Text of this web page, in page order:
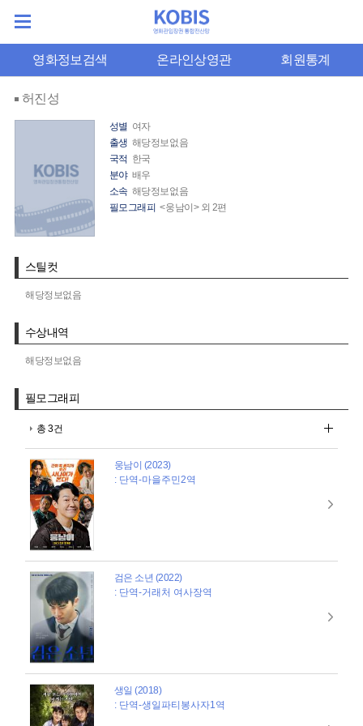
영화정보검색 온라인상영관 회원통계
허진성
성별 여자
출생 해당정보없음
국적 한국
분야 배우
소속 해당정보없음
필모그래피 <웅남이> 외 2편
스틸컷
해당정보없음
수상내역
해당정보없음
필모그래피
총 3건
웅남이 (2023)
: 단역-마을주민2역
검은 소년 (2022)
: 단역-거래처 여사장역
생일 (2018)
: 단역-생일파티봉사자1역